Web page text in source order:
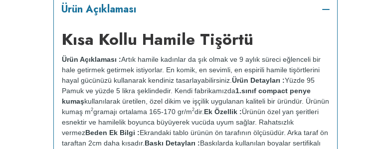
Ürün Açıklaması
Kısa Kollu Hamile Tişörtü
Ürün Açıklaması :Artık hamile kadınlar da şık olmak ve 9 aylık süreci eğlenceli bir
hale getirmek getirmek istiyorlar. En komik, en sevimli, en espirili hamile tişörtlerini
hayal gücünüzü kullanarak kendiniz tasarlayabilirsiniz. Ürün Detayları :Yüzde 95
Pamuk ve yüzde 5 likra şeklindedir. Kendi fabrikamızda1.sınıf compact penye
kumaşkullanılarak üretilen, özel dikim ve işçilik uygulanan kaliteli bir üründür. Ürünün
kumaş m2gramajı ortalama 165-170 gr/m2dir. Ek Özellik :Ürünün özel yan şeritleri
esnektir ve hamilelik boyunca büyüyerek vucüda uyum sağlar. Rahatsızlık
vermezBeden Ek Bilgi :Ekrandaki tablo ürünün ön tarafının ölçüsüdür. Arka taraf ön
taraftan 2cm daha kısadır. Baskı Detayları :Baskılarda kullanılan boyalar sertifikalı